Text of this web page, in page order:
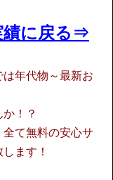
績に戻る⇒
年代物～最新お
！？
て無料の安心サ
ます！